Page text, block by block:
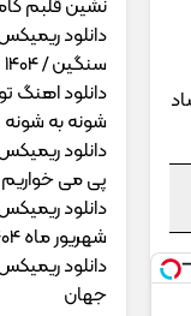
نشین قلبم
دانلود
سنگین / 1404
دانلود اهنگ
شونه به
دانلود
پی می خواریم
دانلود
شهریور ماه 1404
دانلود
جهان